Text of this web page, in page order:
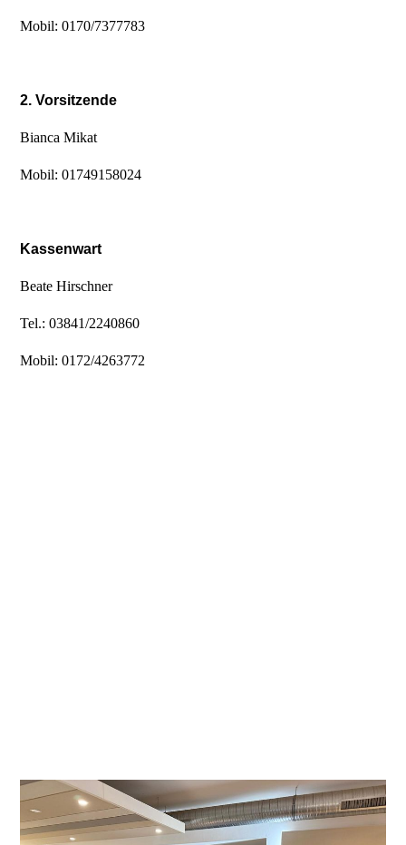
Mobil: 0170/7377783
2. Vorsitzende
Bianca Mikat
Mobil: 01749158024
Kassenwart
Beate Hirschner
Tel.: 03841/2240860
Mobil: 0172/4263772